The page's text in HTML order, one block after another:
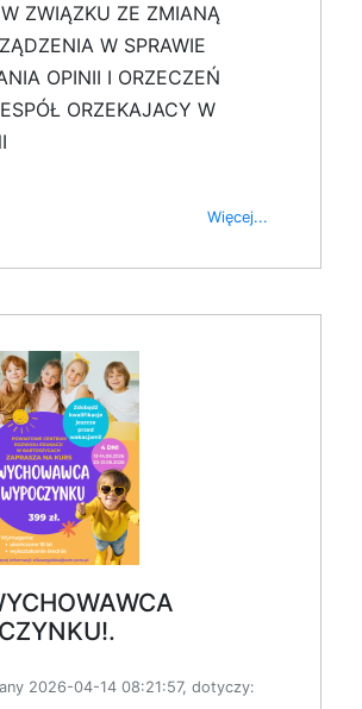
ZWIĄZKU ZE ZMIANĄ
W SPRAWIE
OPINII I ORZECZEŃ
ORZEKAJACY W
Więcej...
2026-04-14 08:21:57, dotyczy: